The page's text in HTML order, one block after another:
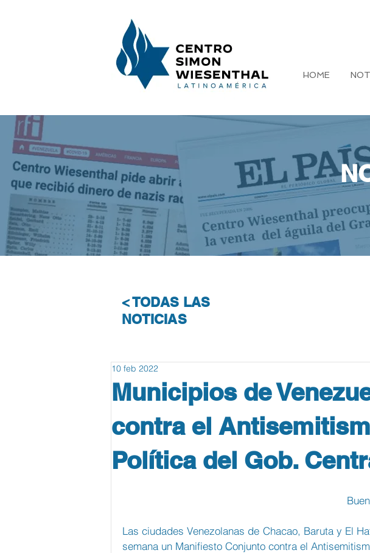
HOME
< TODAS LAS
NOTICIAS
Municipios de
contra el
Política del Gob.
10 feb 2022
Las ciudades Venezolanas de Chacao, Baruta y El
semana un Manifiesto Conjunto contra el